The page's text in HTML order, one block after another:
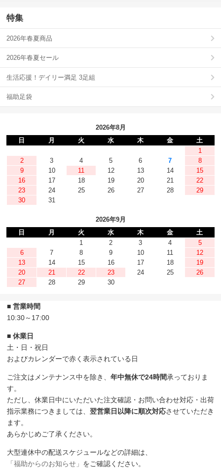
特集
2026年春夏商品
2026年春夏セール
生活応援！デイリー満足 3足組
福助足袋
2026年8月
日
月 火 水 木 金
土
1
2
3 4 5 6 7
8
9
10 11 12 13 14
15
16
17 18 19 20 21
22
23
24 25 26 27 28
29
30
31
2026年9月
日
月 火 水 木 金
土
1
2 3 4
5
6
7 8 9 10 11
12
13
14 15 16 17 18
19
20
21 22 23 24 25
26
27
28 29 30
■ 営業時間
10:30～17:00
■ 休業日
土・日・祝日
およびカレンダーで赤く表示されている日
ご注文はメンテナンス中を除き、 年中無休で24時間承っておりま
す。
ただし、休業日中にいただいた注文確認・お問い合わせ対応・出荷
指示業務につきましては、 翌営業日以降に順次対応させていただき
ます。
あらかじめご了承ください。
大型連休中の配送スケジュールなどの詳細は、
「福助からのお知らせ」 をご確認ください。